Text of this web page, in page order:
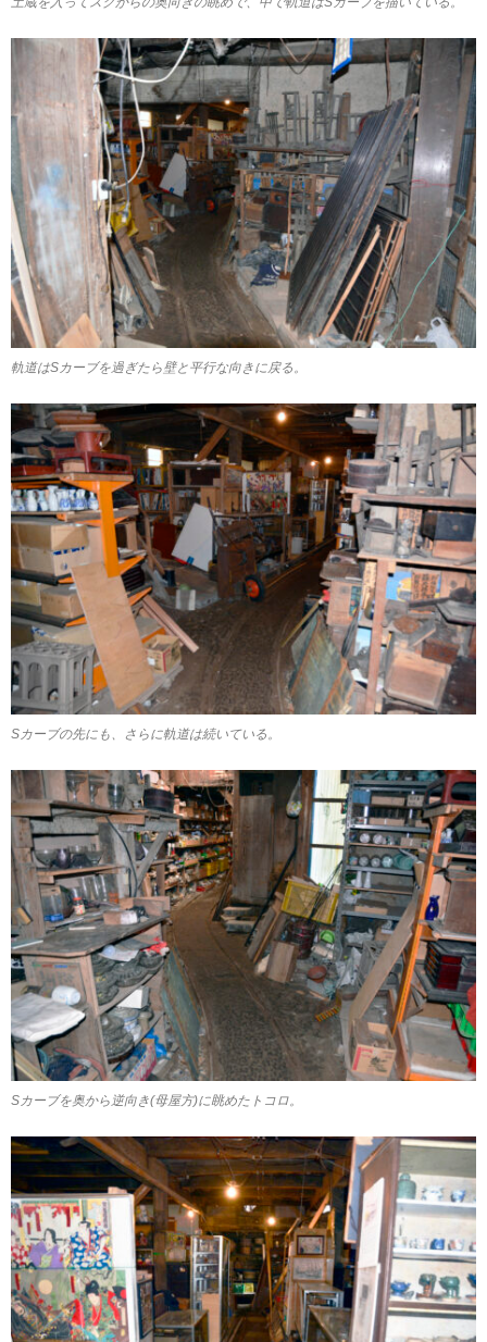
軌道はSカーブを過ぎたら壁と平行な向きに戻る。
Sカーブの先にも、さらに軌道は続いている。
Sカーブを奥から逆向き(母屋方)に眺めたトコロ。